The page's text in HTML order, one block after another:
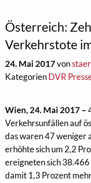
Österreich:
Verkehrstote
24. Mai 2017von
KategorienDVR
Wien, 24. Mai 2017 –
Verkehrsunfällen auf
das waren 47 weniger
erhöhte sich um 2,2
ereigneten sich
damit 1,3 Prozent